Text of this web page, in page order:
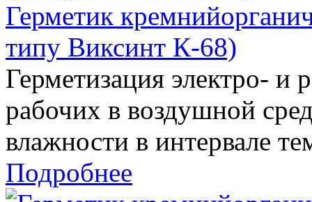
Герметик
типу Виксинт К-68)
Герметизация электро- и
рабочих в воздушной
влажности в интервале
Подробнее